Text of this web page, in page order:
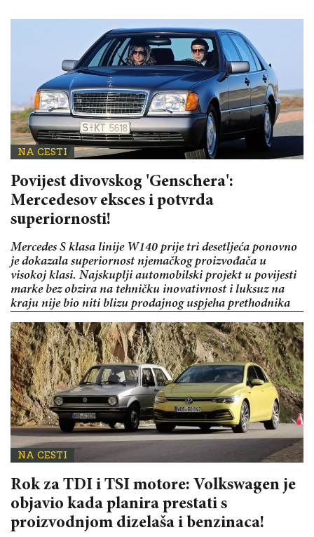
NA CESTI
Povijest divovskog 'Genschera':
Mercedesov eksces i potvrda
superiornosti!
Mercedes S klasa linije W140 prije tri desetljeća ponovno
je dokazala superiornost njemačkog proizvođača u
visokoj klasi. Najskuplji automobilski projekt u povijesti
marke bez obzira na tehničku inovativnost i luksuz na
kraju nije bio niti blizu prodajnog uspjeha prethodnika
NA CESTI
Rok za TDI i TSI motore: Volkswagen je
objavio kada planira prestati s
proizvodnjom dizelaša i benzinaca!